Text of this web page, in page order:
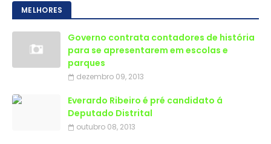
MELHORES
Governo contrata contadores de história
para se apresentarem em escolas e
parques
dezembro 09, 2013
Everardo Ribeiro é pré candidato á
Deputado Distrital
outubro 08, 2013